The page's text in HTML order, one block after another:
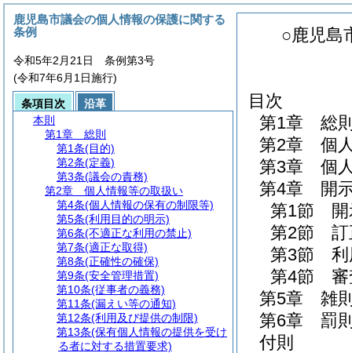
○鹿児島
目次
第1章
総
第2章
個
第3章
個
第4章
開
第1節
第2節
第3節
第4節
第5章
雑
第6章
罰
付則
鹿児島市議会の個人情報の保護に関する
条例
令和5年2月21日 条例第3号
(令和7年6月1日施行)
条項目次
沿革
本則
第1章
総則
第1条(目的)
第2条(定義)
第3条(議会の責務)
第2章
個人情報等の取扱い
第4条(個人情報の保有の制限等)
第5条(利用目的の明示)
第6条(不適正な利用の禁止)
第7条(適正な取得)
第8条(正確性の確保)
第9条(安全管理措置)
第10条(従事者の義務)
第11条(漏えい等の通知)
第12条(利用及び提供の制限)
第13条(保有個人情報の提供を受け
る者に対する措置要求)